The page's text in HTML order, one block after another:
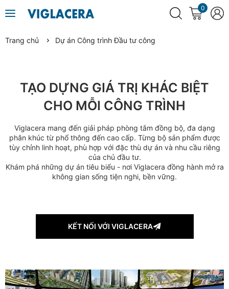
0
Trang chủ Dự án Công trình Đầu tư công
TẠO DỰNG GIÁ TRỊ KHÁC BIỆT
CHO MỖI CÔNG TRÌNH
Viglacera mang đến giải pháp phòng tắm đồng bộ, đa dạng
phân khúc từ phổ thông đến cao cấp. Từng bộ sản phẩm được
tùy chỉnh linh hoạt, phù hợp với đặc thù dự án và nhu cầu riêng
của chủ đầu tư.
Khám phá những dự án tiêu biểu - nơi Viglacera đồng hành mở ra
không gian sống tiện nghi, bền vững.
KẾT NỐI VỚI VIGLACERA